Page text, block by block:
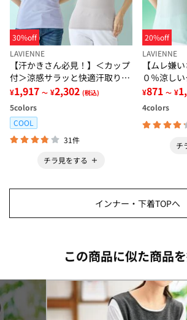
30%off
LAVIENNE
【汗かきさん必見！】＜カップ
付＞涼感サラッと快適汗取りタ
ンクトップインナー＜さらりラ
ボ＞
¥1,917 ～ ¥2,302 (税込)
5colors
COOL
31件
チラ見をする
20%off
LAVIENNE
【ムレ嫌
０％涼し
ー＜さら
¥871 ～ ¥
4colors
チ
インナー・下着TOPへ
この商品に似た商品